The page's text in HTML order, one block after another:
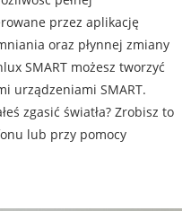
przez aplikację
oraz płynnej zmiany
SMART możesz tworzyć
urządzeniami SMART.
zgasić światła? Zrobisz to
lub przy pomocy